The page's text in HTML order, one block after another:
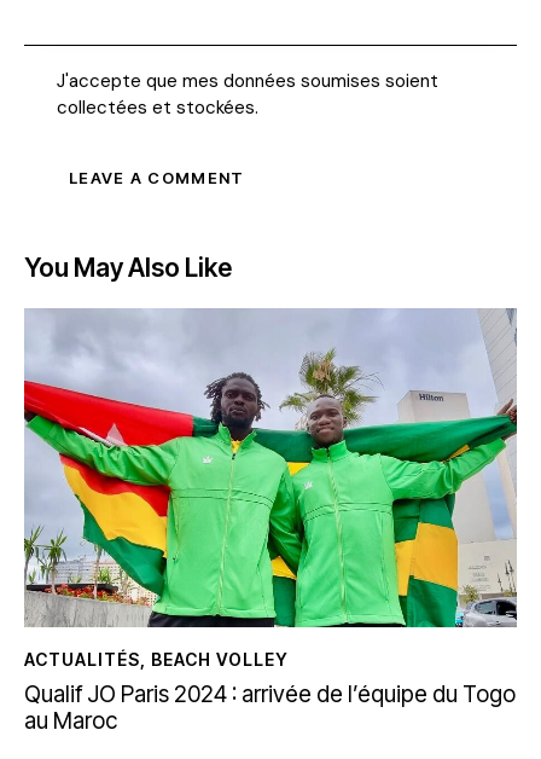
J'accepte que mes données soumises soient
collectées et stockées.
You May Also Like
ACTUALITÉS BEACH VOLLEY
Qualif JO Paris 2024 : arrivée de l’équipe du Togo
au Maroc